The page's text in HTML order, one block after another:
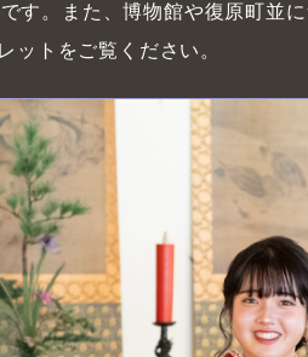
す。また、博物館や復原町並
ットをご覧ください。